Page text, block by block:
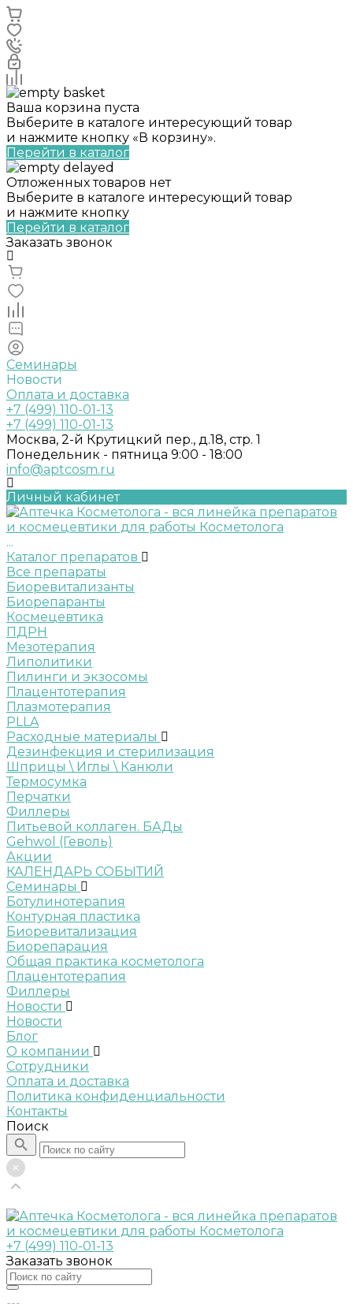
Ваша корзина пуста
Выберите в каталоге интересующий товар
и нажмите кнопку «В корзину».
Перейти в каталог
Отложенных товаров нет
Выберите в каталоге интересующий товар
и нажмите кнопку
Перейти в каталог
Заказать звонок
Семинары
Новости
Оплата и доставка
+7 (499) 110-01-13
+7 (499) 110-01-13
Москва, 2-й Крутицкий пер., д.18, стр. 1
Понедельник - пятница 9:00 - 18:00
info@aptcosm.ru
Личный кабинет
...
Каталог препаратов
Все препараты
Биоревитализанты
Биорепаранты
Космецевтика
ПДРН
Мезотерапия
Липолитики
Пилинги и экзосомы
Плацентотерапия
Плазмотерапия
PLLA
Расходные материалы
Дезинфекция и стерилизация
Шприцы \ Иглы \ Канюли
Термосумка
Перчатки
Филлеры
Питьевой коллаген. БАДы
Gehwol (Геволь)
Акции
КАЛЕНДАРЬ СОБЫТИЙ
Семинары
Ботулинотерапия
Контурная пластика
Биоревитализация
Биорепарация
Общая практика косметолога
Плацентотерапия
Филлеры
Новости
Новости
Блог
О компании
Сотрудники
Оплата и доставка
Политика конфиденциальности
Контакты
Поиск
+7 (499) 110-01-13
Заказать звонок